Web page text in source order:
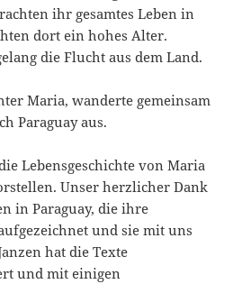
ihr gesamtes Leben in
dort ein hohes Alter.
die Flucht aus dem Land.
Maria, wanderte gemeinsam
Paraguay aus.
Lebensgeschichte von Maria
Unser herzlicher Dank
in Paraguay, die ihre
und sie mit uns
hat die Texte
und mit einigen